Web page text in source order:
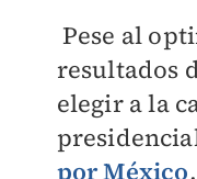
Pese al
resultados
elegir a la
por México